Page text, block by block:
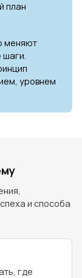
план
меняют
шаги.
уровнем
и способа
где